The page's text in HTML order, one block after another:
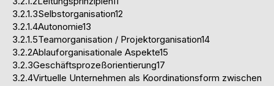
3.2.1.3Selbstorganisation12
3.2.1.4Autonomie13
3.2.1.5Teamorganisation / Projektorganisation14
3.2.2Ablauforganisationale Aspekte15
3.2.3Geschäftsprozeßorientierung17
3.2.4Virtuelle Unternehmen als Koordinationsform zwischen